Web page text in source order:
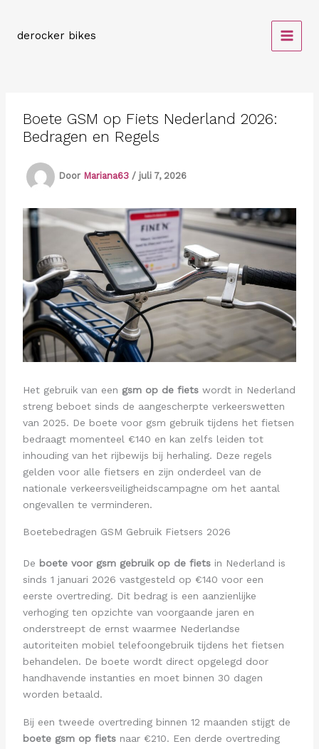
derocker bikes
Boete GSM op Fiets Nederland 2026:
Bedragen en Regels
Door Mariana63 / juli 7, 2026
Het gebruik van een gsm op de fietswordt in Nederland
streng beboet sinds de aangescherpte verkeerswetten
van 2025. De boete voor gsm gebruik tijdens het fietsen
bedraagt momenteel €140 en kan zelfs leiden tot
inhouding van het rijbewijs bij herhaling. Deze regels
gelden voor alle fietsers en zijn onderdeel van de
nationale verkeersveiligheidscampagne om het aantal
ongevallen te verminderen.
Boetebedragen GSM Gebruik Fietsers 2026
De boete voor gsm gebruik op de fietsin Nederland is
sinds 1 januari 2026 vastgesteld op €140 voor een
eerste overtreding. Dit bedrag is een aanzienlijke
verhoging ten opzichte van voorgaande jaren en
onderstreept de ernst waarmee Nederlandse
autoriteiten mobiel telefoongebruik tijdens het fietsen
behandelen. De boete wordt direct opgelegd door
handhavende instanties en moet binnen 30 dagen
worden betaald.
Bij een tweede overtreding binnen 12 maanden stijgt de
boete gsm op fietsnaar €210. Een derde overtreding